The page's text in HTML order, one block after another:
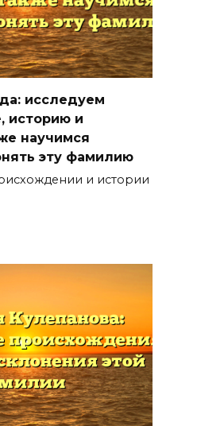
исследуем
историю и
научимся
эту фамилию
и истории